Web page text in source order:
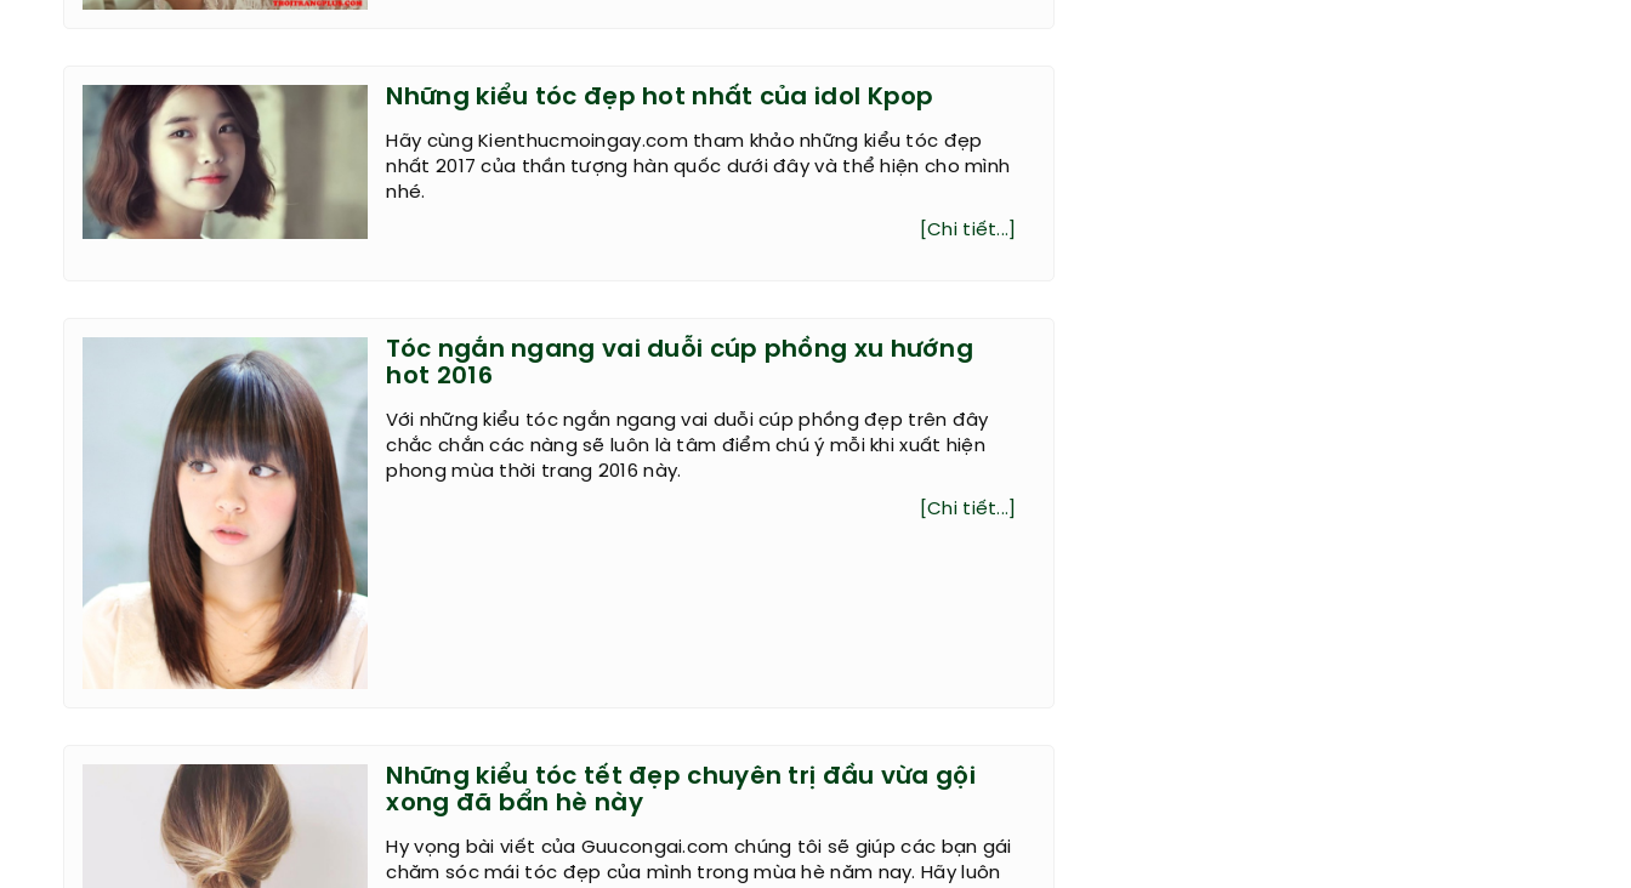
Những kiểu tóc đẹp hot nhất của idol Kpop
Hãy cùng Kienthucmoingay.com tham khảo những kiểu tóc đẹp
nhất 2017 của thần tượng hàn quốc dưới đây và thể hiện cho mình
nhé.
[Chi tiết...]
Tóc ngắn ngang vai duỗi cúp phồng xu hướng
hot 2016
Với những kiểu tóc ngắn ngang vai duỗi cúp phồng đẹp trên đây
chắc chắn các nàng sẽ luôn là tâm điểm chú ý mỗi khi xuất hiện
phong mùa thời trang 2016 này.
[Chi tiết...]
Những kiểu tóc tết đẹp chuyên trị đầu vừa gội
xong đã bẩn hè này
Hy vọng bài viết của Guucongai.com chúng tôi sẽ giúp các bạn gái
chăm sóc mái tóc đẹp của mình trong mùa hè năm nay. Hãy luôn